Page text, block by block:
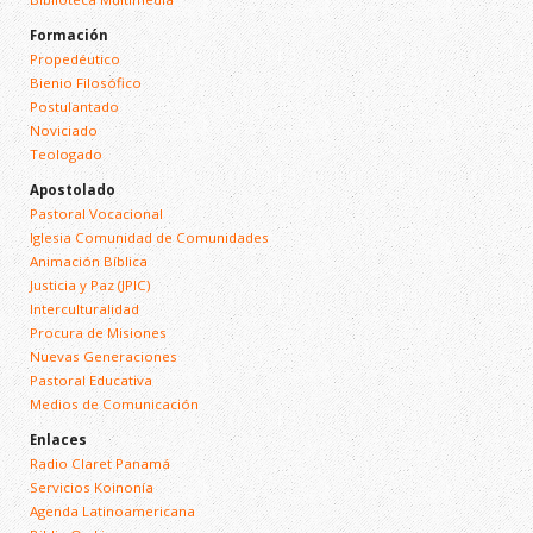
Formación
Propedéutico
Bienio Filosófico
Postulantado
Noviciado
Teologado
Apostolado
Pastoral Vocacional
Iglesia Comunidad de Comunidades
Animación Bíblica
Justicia y Paz (JPIC)
Interculturalidad
Procura de Misiones
Nuevas Generaciones
Pastoral Educativa
Medios de Comunicación
Enlaces
Radio Claret Panamá
Servicios Koinonía
Agenda Latinoamericana